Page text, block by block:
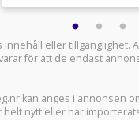
eller tillgänglighet.
för att de endast
kan anges i
nytt eller har